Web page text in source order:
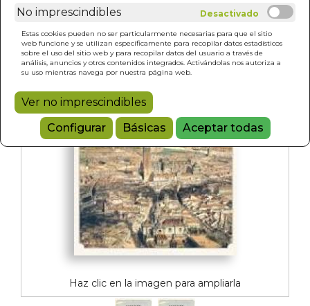
No imprescindibles
Estas cookies pueden no ser particularmente necesarias para que el sitio
web funcione y se utilizan específicamente para recopilar datos estadísticos
sobre el uso del sitio web y para recopilar datos del usuario a través de
análisis, anuncios y otros contenidos integrados. Activándolas nos autoriza a
su uso mientras navega por nuestra página web.
Ver no imprescindibles
Configurar
Básicas Aceptar todas
Haz clic en la imagen para ampliarla